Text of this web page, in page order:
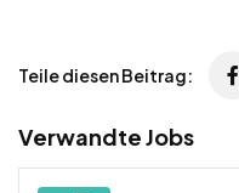
Teile diesen Beitrag:
Verwandte Jobs